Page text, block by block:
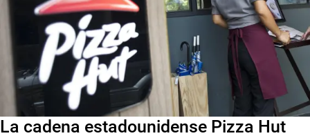
La cadena estadounidense Pizza Hut